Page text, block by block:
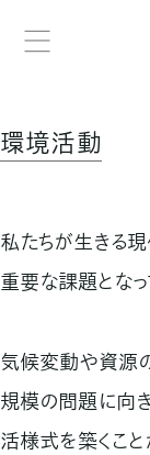
環境活動
私たちが生きる
重要な課題となっ
気候変動や資源
規模の問題に向
活様式を築くこと